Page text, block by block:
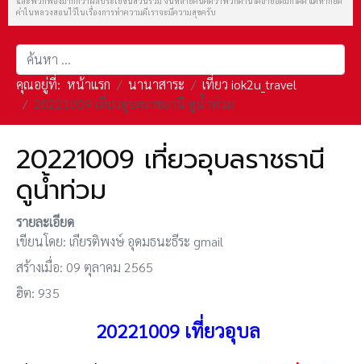
คำในหลวงสอนไว้ในเรื่องการทำความดีเราจะมีความสุขครับ
การค้นหา
คุณอยู่ที่: หน้าแรก นานาสาระ
เที่ยว iok2u_travel
20221009 เที่ยวอุบลราชธานี ดูน้ำท่วม
20221009 เที่ยวอุบลราชธานี
ดูน้ำท่วม
รายละเอียด
เขียนโดย: เกียรติพงษ์ อุดมธนะธีระ gmail
สร้างเมื่อ: 09 ตุลาคม 2565
ฮิต: 935
20221009 เที่ยวอุบล